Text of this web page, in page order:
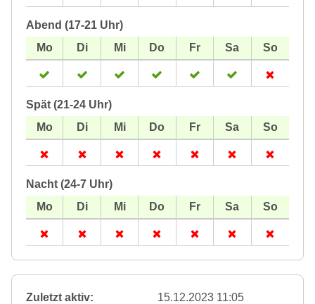
Abend (17-21 Uhr)
Spät (21-24 Uhr)
Nacht (24-7 Uhr)
Zuletzt aktiv:
15.12.2023 11:05